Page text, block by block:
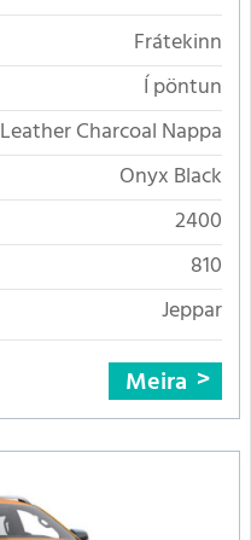
Frátekinn
Í pöntun
Leather Charcoal Nappa
Onyx Black
2400
810
Jeppar
Meira